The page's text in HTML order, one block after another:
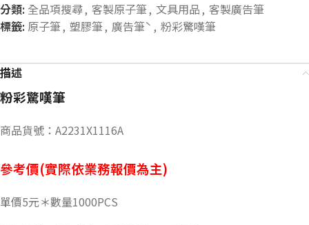
分類: 全品項搜尋, 客製原子筆, 文具用品 , 客製廣告筆
標籤: 原子筆, 塑膠筆, 廣告筆ˋ , 粉彩驚嘆筆
描述
粉彩驚嘆筆
商品貨號：A2231X1116A
參考價(實際依業務報價為主)
單價5元＊數量1000PCS